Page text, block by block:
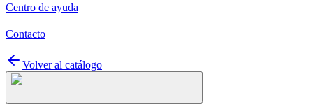
Centro de ayuda
Contacto
Volver al catálogo